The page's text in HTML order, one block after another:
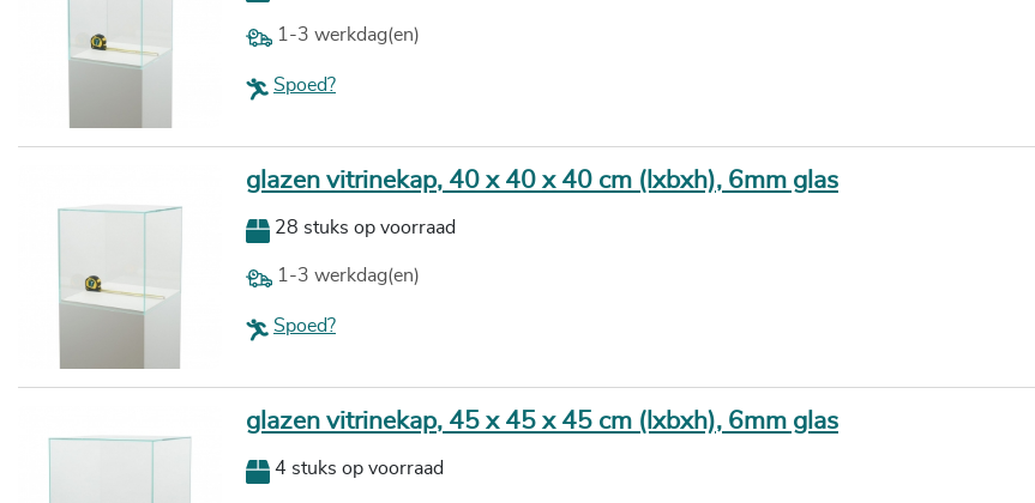
1-3 werkdag(en)
Spoed?
glazen vitrinekap, 40 x 40 x 40 cm (lxbxh), 6mm glas
28 stuks op voorraad
1-3 werkdag(en)
Spoed?
glazen vitrinekap, 45 x 45 x 45 cm (lxbxh), 6mm glas
4 stuks op voorraad